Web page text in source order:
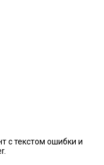
с текстом ошибки и